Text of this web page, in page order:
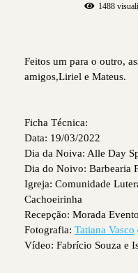
1488
Feitos um para o outro,
amigos,Liriel e Mateus.
Ficha Técnica:
Data: 19/03/2022
Dia da Noiva: Alle Day
Dia do Noivo: Barbearia
Igreja: Comunidade
Cachoeirinha
Recepção: Morada
Fotografia: Tatiana Vasco
Vídeo: Fabrício Souza e